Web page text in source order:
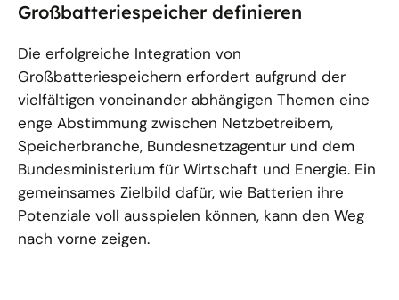
Großbatteriespeicher definieren
Die erfolgreiche Integration von
Großbatteriespeichern erfordert aufgrund der
vielfältigen voneinander abhängigen Themen eine
enge Abstimmung zwischen Netzbetreibern,
Speicherbranche, Bundesnetzagentur und dem
Bundesministerium für Wirtschaft und Energie. Ein
gemeinsames Zielbild dafür, wie Batterien ihre
Potenziale voll ausspielen können, kann den Weg
nach vorne zeigen.